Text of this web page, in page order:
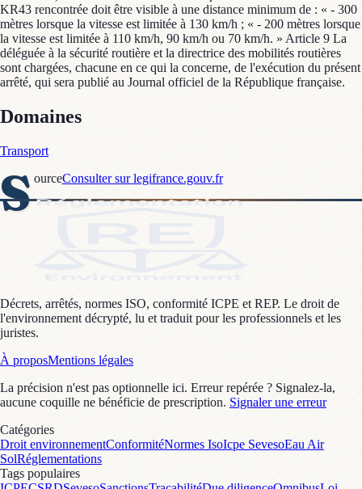
KR43 rencontrée doit être visible à une distance minimum de : « - 300
mètres lorsque la vitesse est limitée à 130 km/h ; « - 200 mètres lorsque
la vitesse est limitée à 110 km/h, 90 km/h ou 70 km/h. » Article 9 La
déléguée à la sécurité routière et la directrice des mobilités routières
sont chargées, chacune en ce qui la concerne, de l'exécution du présent
arrêté, qui sera publié au Journal officiel de la République française.
Domaines
Transport
S ourceConsulter sur legifrance.gouv.fr
Décrets, arrêtés, normes ISO, conformité ICPE et REP. Le droit de
l'environnement décrypté, lu et traduit pour les professionnels et les
juristes.
À proposMentions légales
La précision n'est pas optionnelle ici. Erreur repérée ? Signalez-la,
aucune coquille ne bénéficie de prescription. Signaler une erreur
Catégories
Droit environnementConformitéNormes IsoIcpe SevesoEau Air
SolRéglementations
Tags populaires